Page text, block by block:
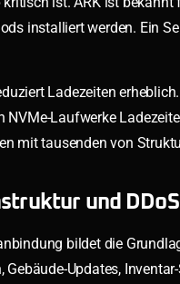
installiert werden. Ein
Ladezeiten
NVMe-Laufwerke
mit tausenden von
und
bildet die
Gebäude-Updates,